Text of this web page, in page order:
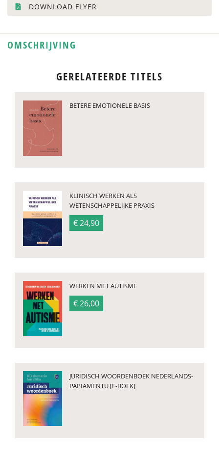
DOWNLOAD FLYER
OMSCHRIJVING
GERELATEERDE TITELS
BETERE EMOTIONELE BASIS
KLINISCH WERKEN ALS
WETENSCHAPPELIJKE PRAXIS
€ 24,90
WERKEN MET AUTISME
€ 26,00
JURIDISCH WOORDENBOEK NEDERLANDS-
PAPIAMENTU [E-BOEK]